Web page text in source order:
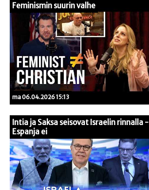
Feminismin suurin valhe
ma 06.04.2026 15:13
Intia ja Saksa seisovat Israelin rinnalla -
Espanja ei